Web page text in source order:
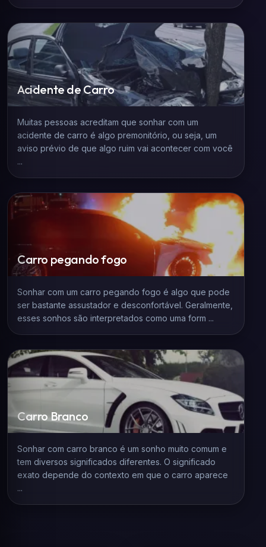
Acidente de Carro
Muitas pessoas acreditam que sonhar com um
acidente de carro é algo premonitório, ou seja, um
aviso prévio de que algo ruim vai acontecer com você
...
Carro pegando fogo
Sonhar com um carro pegando fogo é algo que pode
ser bastante assustador e desconfortável. Geralmente,
esses sonhos são interpretados como uma form ...
Carro Branco
Sonhar com carro branco é um sonho muito comum e
tem diversos significados diferentes. O significado
exato depende do contexto em que o carro aparece
...